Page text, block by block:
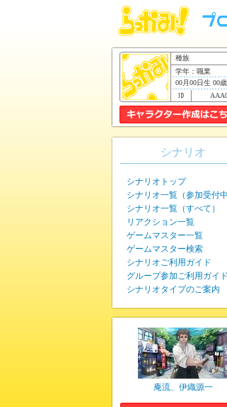
種族
学年：職業
00月00日生 00歳
シナリオ
シナリオトップ
シナリオ一覧（参加受付中
シナリオ一覧（すべて）
リアクション一覧
ゲームマスター一覧
ゲームマスター検索
シナリオご利用ガイド
グループ参加ご利用ガイド
シナリオタイプのご案内
庵流、伊織源一